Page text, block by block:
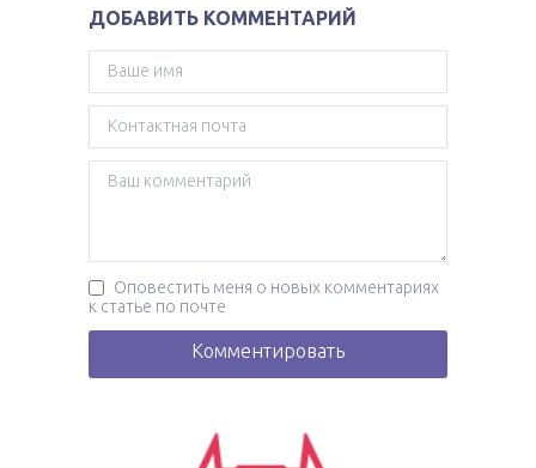
ДОБАВИТЬ КОММЕНТАРИЙ
Оповестить меня о новых комментариях
к статье по почте